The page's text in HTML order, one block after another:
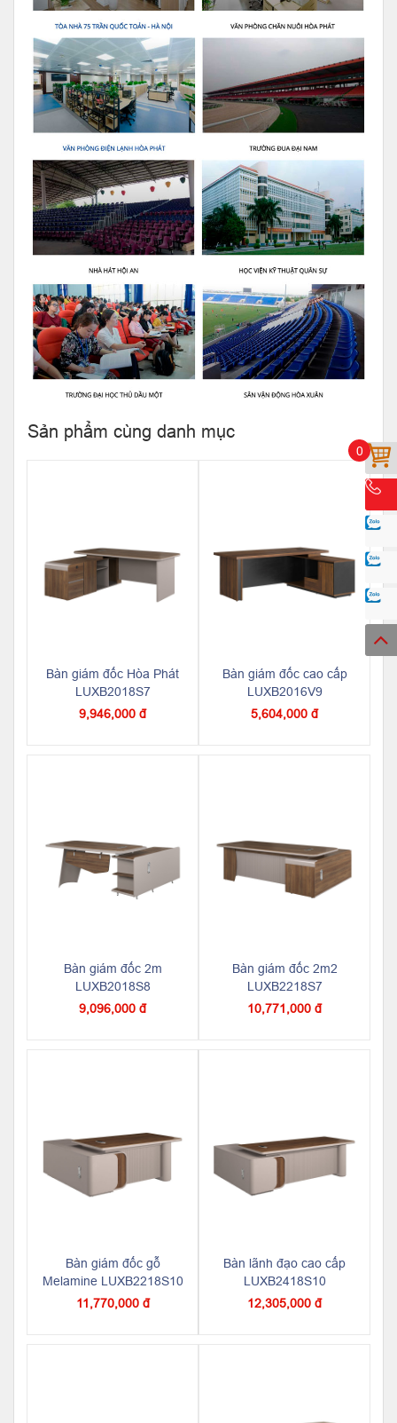
0
Sản phẩm cùng danh mục
Bàn giám đốc Hòa Phát
LUXB2018S7
9,946,000 đ
Bàn giám đốc cao cấp
LUXB2016V9
5,604,000 đ
Bàn giám đốc 2m
LUXB2018S8
9,096,000 đ
Bàn giám đốc 2m2
LUXB2218S7
10,771,000 đ
Bàn giám đốc gỗ
Melamine LUXB2218S10
11,770,000 đ
Bàn lãnh đạo cao cấp
LUXB2418S10
12,305,000 đ